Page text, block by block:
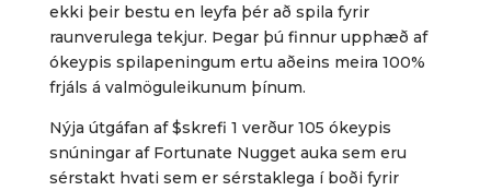
ekki þeir bestu en leyfa þér að spila fyrir
raunverulega tekjur. Þegar þú finnur upphæð af
ókeypis spilapeningum ertu aðeins meira 100%
frjáls á valmöguleikunum þínum.
Nýja útgáfan af $skrefi 1 verður 105 ókeypis
snúningar af Fortunate Nugget auka sem eru
sérstakt hvati sem er sérstaklega í boði fyrir